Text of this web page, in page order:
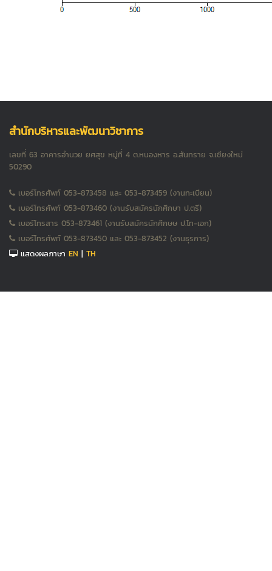
สำนักบริหารและพัฒนาวิชาการ
เลขที่ 63 อาคารอำนวย ยศสุข หมู่ที่ 4 ต.หนองหาร อ.สันทราย จ.เชียงใหม่
50290
เบอร์โทรศัพท์ 053-873458 และ 053-873459 (งานทะเบียน)
เบอร์โทรศัพท์ 053-873460 (งานรับสมัครนักศึกษา ป.ตรี)
เบอร์โทรสาร 053-873461 (งานรับสมัครนักศึกษษ ป.โท-เอก)
เบอร์โทรศัพท์ 053-873450 และ 053-873452 (งานธุรการ)
แสดงผลภาษา EN | TH